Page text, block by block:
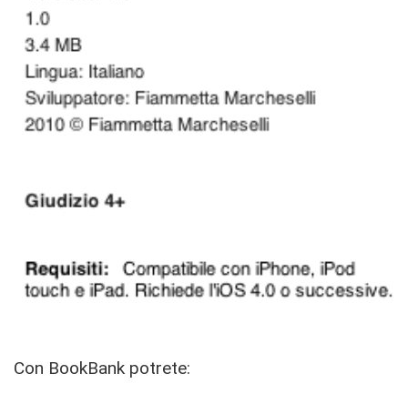
Con BookBank potrete: